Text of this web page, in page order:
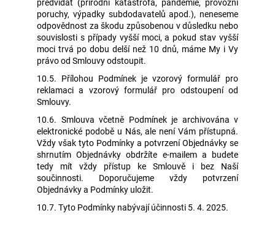
předvídat (přírodní katastrofa, pandemie, provozní
poruchy, výpadky subdodavatelů apod.), neneseme
odpovědnost za škodu způsobenou v důsledku nebo
souvislosti s případy vyšší moci, a pokud stav vyšší
moci trvá po dobu delší než 10 dnů, máme My i Vy
právo od Smlouvy odstoupit.
10.5. Přílohou Podmínek je vzorový formulář pro
reklamaci a vzorový formulář pro odstoupení od
Smlouvy.
10.6. Smlouva včetně Podmínek je archivována v
elektronické podobě u Nás, ale není Vám přístupná.
Vždy však tyto Podmínky a potvrzení Objednávky se
shrnutím Objednávky obdržíte e-mailem a budete
tedy mít vždy přístup ke Smlouvě i bez Naší
součinnosti. Doporučujeme vždy potvrzení
Objednávky a Podmínky uložit.
10.7. Tyto Podmínky nabývají účinnosti 5. 4. 2025.